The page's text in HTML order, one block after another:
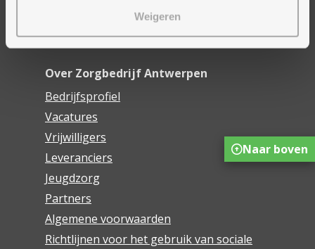
Weigeren
Webwinkel De Schakel
Over Zorgbedrijf Antwerpen
Bedrijfsprofiel
Vacatures
Vrijwilligers
Leveranciers
Jeugdzorg
Partners
Algemene voorwaarden
Richtlijnen voor het gebruik van sociale
Naar boven